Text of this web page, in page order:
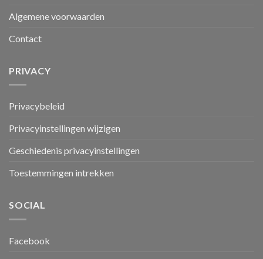
Algemene voorwaarden
Contact
PRIVACY
Privacybeleid
Privacyinstellingen wijzigen
Geschiedenis privacyinstellingen
Toestemmingen intrekken
SOCIAL
Facebook